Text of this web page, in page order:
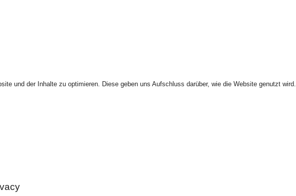
und der Inhalte zu optimieren. Diese geben uns Aufschluss darüber, wie die Website genutzt wird.